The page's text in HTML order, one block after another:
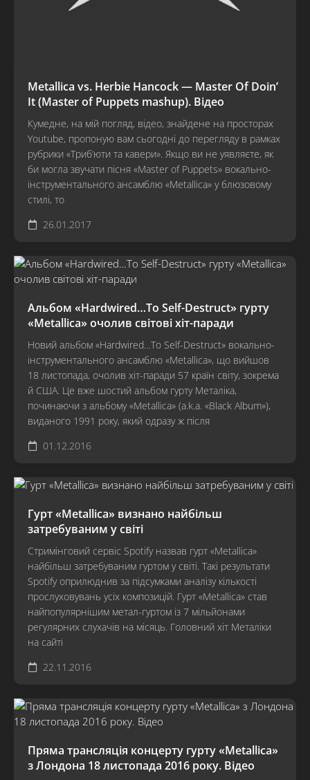
Metallica vs. Herbie Hancock — Master Of Doin’
It (Master of Puppets mashup). Відео
Кумедне, на мій погляд, відео, знайдене на просторах
Youtube, пропоную вам сьогодні до перегляду в рамках
рубрики «Триб’юти та кавери». Якщо ви не уявляєте, як
би могла звучати пісня «Master of Puppets» вокально-
інструментального ансамблю «Metallica» у блюзовому
стилі, то
26.01.2017
Альбом «Hardwired…To Self-Destruct» гурту
«Metallica» очолив світові хіт-паради
Новий альбом «Hardwired…To Self-Destruct» вокально-
інструментального ансамблю «Metallica», що вийшов
18 листопада, очолив хіт-паради 57 країн світу, зокрема
й США. Це вже шостий альбом гурту Металіка,
починаючи з альбому «Metallica» (a.k.a. «Black Album»),
виданого 1991 року, який одразу ж після
01.12.2016
Гурт «Metallica» визнано найбільш
затребуваним у світі
Стримінговий сервіс Spotify назвав гурт «Metallica»
найбільш затребуваним гуртом у світі. Такі результати
Spotify оприлюднив за підсумками аналізу кількості
прослуховувань усіх композицій. Гурт «Metallica» став
найпопулярнішим метал-гуртом із 7 мільйонами
регулярних слухачів на місяць. Головний хіт Металіки
на сайті
22.11.2016
Пряма трансляція концерту гурту «Metallica»
з Лондона 18 листопада 2016 року. Відео